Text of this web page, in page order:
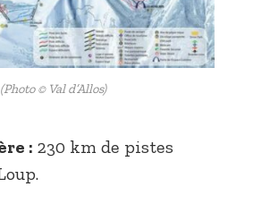
(Photo © Val d’Allos)
: 230 km de pistes